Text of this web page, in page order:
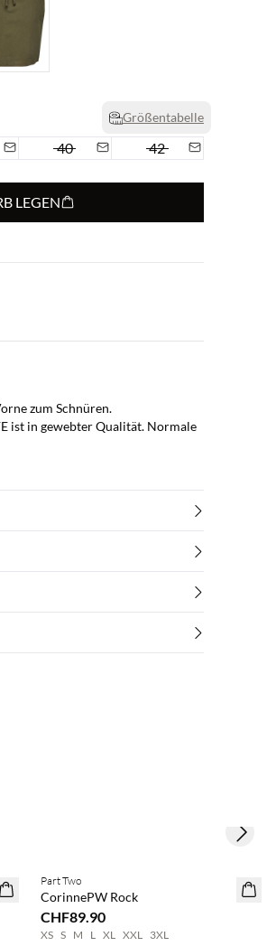
Größentabelle
40
42
LEGEN
zum Schnüren.
ist in gewebter Qualität. Normale
Part Two
CorinnePW Rock
CHF89.90
XS S M L XL XXL 3XL
Next